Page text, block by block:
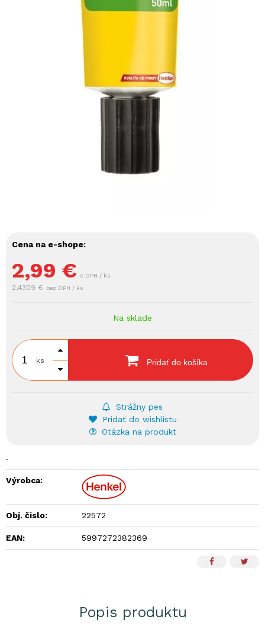
Cena na e-shope:
2,99 € s DPH / ks
2,4309 € bez DPH / ks
Na sklade
ks Pridať do košíka
Strážny pes
Pridať do wishlistu
Otázka na produkt
.
Výrobca:
Obj. čislo: 22572
EAN: 5997272382369
Popis produktu